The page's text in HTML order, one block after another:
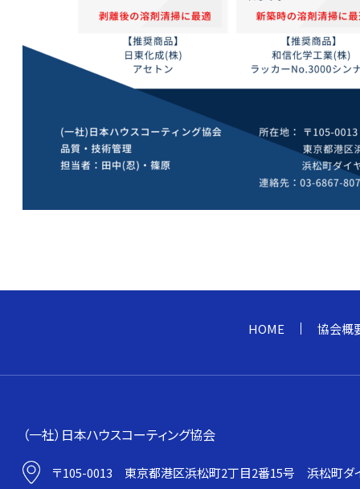
HOME 協会概
（一社）日本ハウスコーティング協会
〒105-0013 東京都港区浜松町2丁目2番15号 浜松町ダ